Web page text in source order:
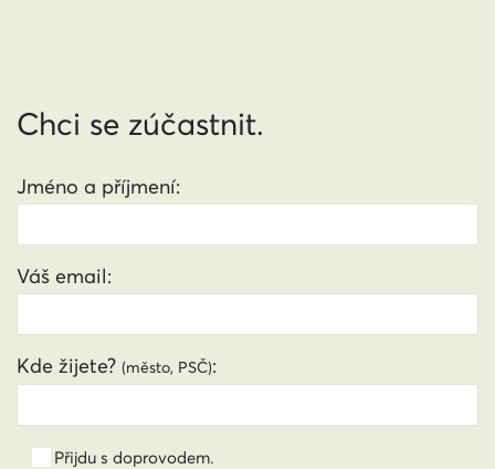
Chci se zúčastnit.
Jméno a příjmení:
Váš email:
Kde žijete? (město, PSČ):
Přijdu s doprovodem.